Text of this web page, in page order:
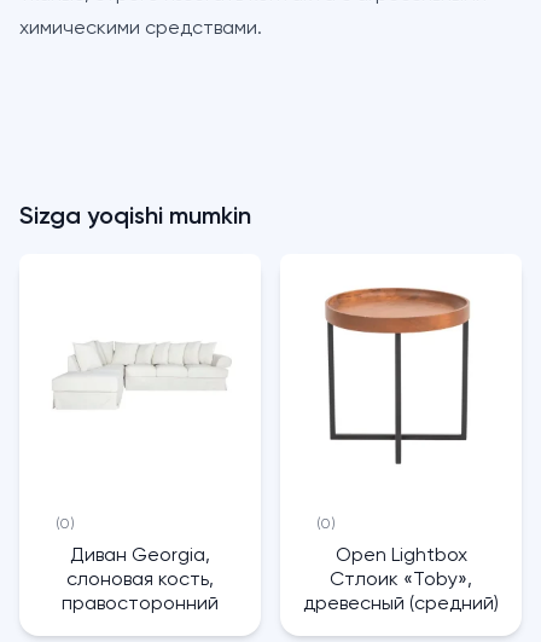
химическими средствами.
Sizga yoqishi mumkin
(0)
Диван Georgia,
слоновая кость,
правосторонний
(0)
Open Lightbox
Стлоик «Toby»,
древесный (средний)